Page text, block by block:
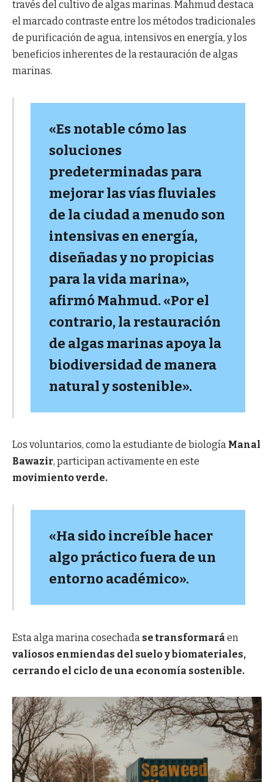
través del cultivo de algas marinas. Mahmud destaca
el marcado contraste entre los métodos tradicionales
de purificación de agua, intensivos en energía, y los
beneficios inherentes de la restauración de algas
marinas.
«Es notable cómo las
soluciones
predeterminadas para
mejorar las vías fluviales
de la ciudad a menudo son
intensivas en energía,
diseñadas y no propicias
para la vida marina»,
afirmó Mahmud. «Por el
contrario, la restauración
de algas marinas apoya la
biodiversidad de manera
natural y sostenible».
Los voluntarios, como la estudiante de biología Manal
Bawazir, participan activamente en este
movimiento verde.
«Ha sido increíble hacer
algo práctico fuera de un
entorno académico».
Esta alga marina cosechada se transformará en
valiosos enmiendas del suelo y biomateriales,
cerrando el ciclo de una economía sostenible.